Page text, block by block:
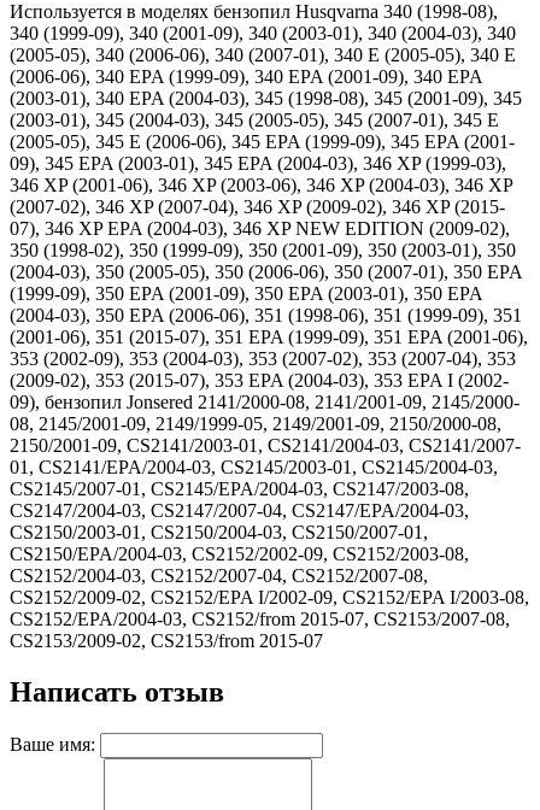
Используется в моделях бензопил Husqvarna 340 (1998-08),
340 (1999-09), 340 (2001-09), 340 (2003-01), 340 (2004-03), 340
(2005-05), 340 (2006-06), 340 (2007-01), 340 E (2005-05), 340 E
(2006-06), 340 EPA (1999-09), 340 EPA (2001-09), 340 EPA
(2003-01), 340 EPA (2004-03), 345 (1998-08), 345 (2001-09), 345
(2003-01), 345 (2004-03), 345 (2005-05), 345 (2007-01), 345 E
(2005-05), 345 E (2006-06), 345 EPA (1999-09), 345 EPA (2001-
09), 345 EPA (2003-01), 345 EPA (2004-03), 346 XP (1999-03),
346 XP (2001-06), 346 XP (2003-06), 346 XP (2004-03), 346 XP
(2007-02), 346 XP (2007-04), 346 XP (2009-02), 346 XP (2015-
07), 346 XP EPA (2004-03), 346 XP NEW EDITION (2009-02),
350 (1998-02), 350 (1999-09), 350 (2001-09), 350 (2003-01), 350
(2004-03), 350 (2005-05), 350 (2006-06), 350 (2007-01), 350 EPA
(1999-09), 350 EPA (2001-09), 350 EPA (2003-01), 350 EPA
(2004-03), 350 EPA (2006-06), 351 (1998-06), 351 (1999-09), 351
(2001-06), 351 (2015-07), 351 EPA (1999-09), 351 EPA (2001-06),
353 (2002-09), 353 (2004-03), 353 (2007-02), 353 (2007-04), 353
(2009-02), 353 (2015-07), 353 EPA (2004-03), 353 EPA I (2002-
09), бензопил Jonsered 2141/2000-08, 2141/2001-09, 2145/2000-
08, 2145/2001-09, 2149/1999-05, 2149/2001-09, 2150/2000-08,
2150/2001-09, CS2141/2003-01, CS2141/2004-03, CS2141/2007-
01, CS2141/EPA/2004-03, CS2145/2003-01, CS2145/2004-03,
CS2145/2007-01, CS2145/EPA/2004-03, CS2147/2003-08,
CS2147/2004-03, CS2147/2007-04, CS2147/EPA/2004-03,
CS2150/2003-01, CS2150/2004-03, CS2150/2007-01,
CS2150/EPA/2004-03, CS2152/2002-09, CS2152/2003-08,
CS2152/2004-03, CS2152/2007-04, CS2152/2007-08,
CS2152/2009-02, CS2152/EPA I/2002-09, CS2152/EPA I/2003-08,
CS2152/EPA/2004-03, CS2152/from 2015-07, CS2153/2007-08,
CS2153/2009-02, CS2153/from 2015-07
Написать отзыв
Ваше имя: